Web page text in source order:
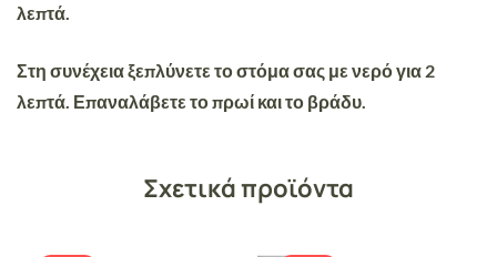
λεπτά.
Στη συνέχεια ξεπλύνετε το στόμα σας με νερό για 2
λεπτά. Επαναλάβετε το πρωί και το βράδυ.
Σχετικά προϊόντα